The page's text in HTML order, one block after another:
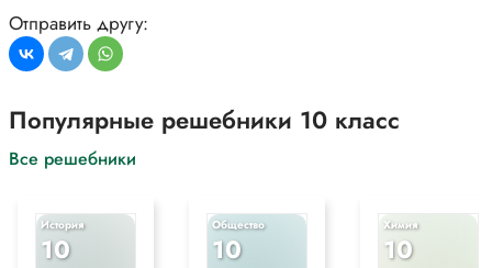
Отправить другу:
Популярные решебники 10 класс
Все решебники
История
10
Общество
10
Химия
10